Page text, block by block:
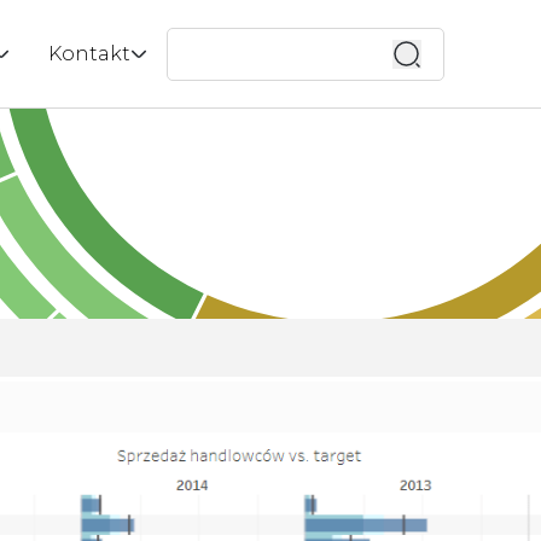
ESG |
zespołu
rozwój
Kontakt
Kontakt
Wycena
Bezpłatna konsultacja